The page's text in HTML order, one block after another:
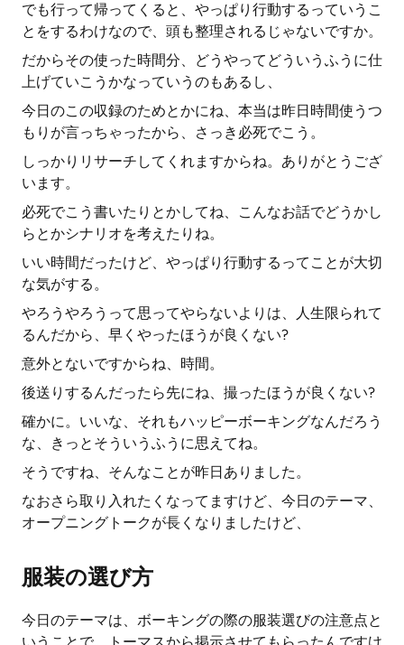
でも行って帰ってくると、やっぱり行動するっていうこ
とをするわけなので、頭も整理されるじゃないですか。
だからその使った時間分、どうやってどういうふうに仕
上げていこうかなっていうのもあるし、
今日のこの収録のためとかにね、本当は昨日時間使うつ
もりが言っちゃったから、さっき必死でこう。
しっかりリサーチしてくれますからね。ありがとうござ
います。
必死でこう書いたりとかしてね、こんなお話でどうかし
らとかシナリオを考えたりね。
いい時間だったけど、やっぱり行動するってことが大切
な気がする。
やろうやろうって思ってやらないよりは、人生限られて
るんだから、早くやったほうが良くない?
意外とないですからね、時間。
後送りするんだったら先にね、撮ったほうが良くない?
確かに。いいな、それもハッピーボーキングなんだろう
な、きっとそういうふうに思えてね。
そうですね、そんなことが昨日ありました。
なおさら取り入れたくなってますけど、今日のテーマ、
オープニングトークが長くなりましたけど、
服装の選び方
今日のテーマは、ボーキングの際の服装選びの注意点と